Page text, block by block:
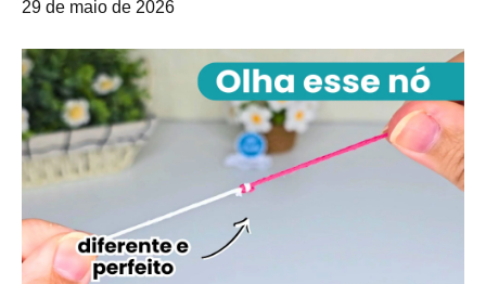
29 de maio de 2026